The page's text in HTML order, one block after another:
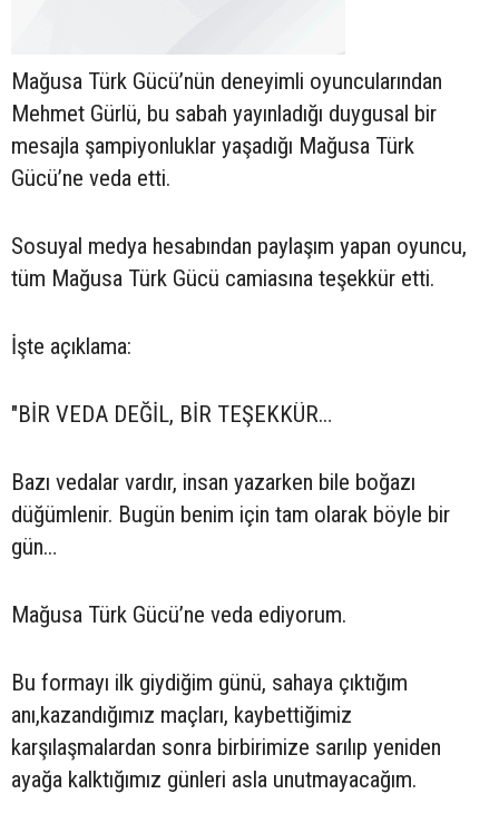
Mağusa Türk Gücü’nün deneyimli oyuncularından
Mehmet Gürlü, bu sabah yayınladığı duygusal bir
mesajla şampiyonluklar yaşadığı Mağusa Türk
Gücü’ne veda etti.
Sosuyal medya hesabından paylaşım yapan oyuncu,
tüm Mağusa Türk Gücü camiasına teşekkür etti.
İşte açıklama:
"BİR VEDA DEĞİL, BİR TEŞEKKÜR…
Bazı vedalar vardır, insan yazarken bile boğazı
düğümlenir. Bugün benim için tam olarak böyle bir
gün…
Mağusa Türk Gücü’ne veda ediyorum.
Bu formayı ilk giydiğim günü, sahaya çıktığım
anı,kazandığımız maçları, kaybettiğimiz
karşılaşmalardan sonra birbirimize sarılıp yeniden
ayağa kalktığımız günleri asla unutmayacağım.